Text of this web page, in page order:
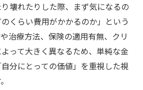
壊れたりした際、まず気になるの
くらい費用がかかるのか」という
治療方法、保険の適用有無、クリ
って大きく異なるため、単純な金
分にとっての価値」を重視した視